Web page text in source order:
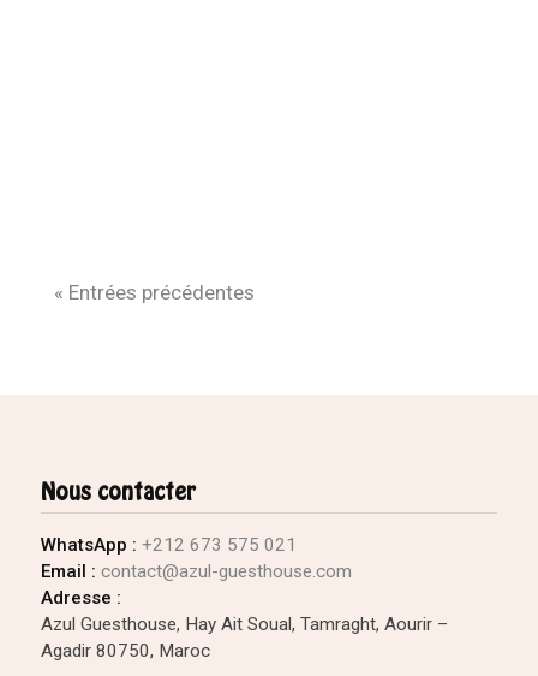
« Entrées précédentes
Nous contacter
WhatsApp : +212 673 575 021
Email : contact@azul-guesthouse.com
Adresse :
Azul Guesthouse, Hay Ait Soual, Tamraght, Aourir –
Agadir 80750, Maroc